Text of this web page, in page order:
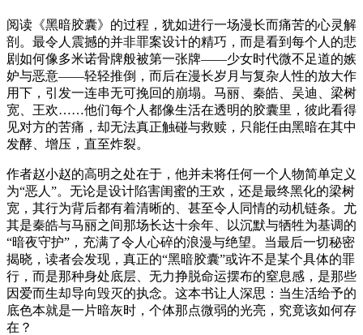
阅读《黑暗胶囊》的过程，犹如进行一场漫长而痛苦的心灵解
剖。最令人震撼的并非罪案设计的精巧，而是看到每个人的悲
剧如何像多米诺骨牌般被第一张牌——少女时代微不足道的嫉
妒与恶意——轻轻推倒，而后在漫长岁月与复杂人性的放大作
用下，引发一连串无可挽回的崩塌。马丽、秦皓、吴迪、梁树
宽、王欢……他们每个人都像生活在透明的胶囊里，彼此看得
见对方的苦痛，却无法真正触碰与救赎，只能任由黑暗在其中
发酵、增压，直至炸裂。
作者赵小赵的高明之处在于，他并未将任何一个人物简单定义
为“恶人”。无论是设计陷害闺蜜的王欢，还是最终黑化的梁树
宽，其行为背后都有着清晰的、甚至令人同情的动机链条。尤
其是秦皓与马丽之间那场长达十余年、以沉默与牺牲为基调的
“暗夜守护”，充满了令人心碎的浪漫与绝望。当最后一切秘密
揭晓，读者会发现，真正的“黑暗胶囊”或许不是某个具体的罪
行，而是那种身处底层、无力挣脱命运摆布的窒息感，是那些
因爱而生却导向毁灭的执念。这本书让人深思：当生活给予的
底色本就是一片暗灰时，个体那点微弱的光亮，究竟该如何存
在？